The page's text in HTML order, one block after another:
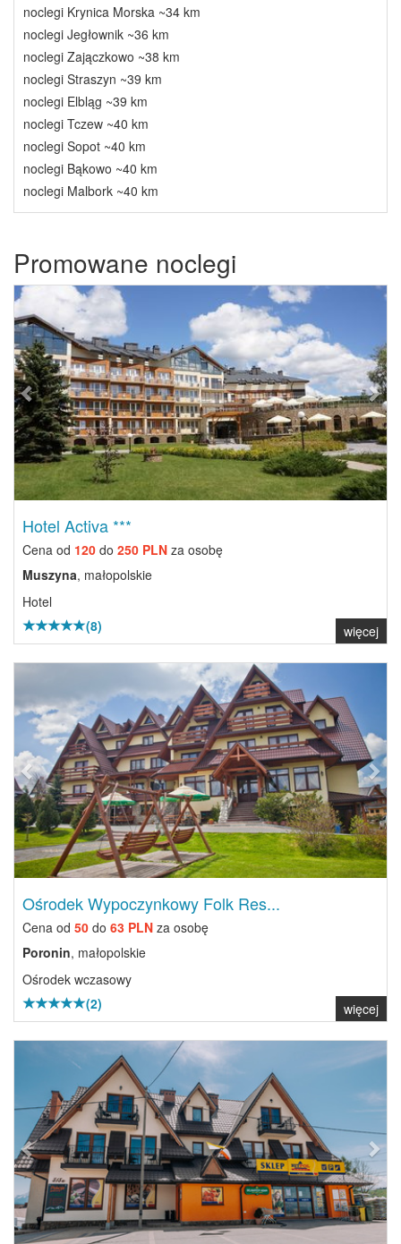
noclegi Krynica Morska ~34 km
noclegi Jegłownik ~36 km
noclegi Zajączkowo ~38 km
noclegi Straszyn ~39 km
noclegi Elbląg ~39 km
noclegi Tczew ~40 km
noclegi Sopot ~40 km
noclegi Bąkowo ~40 km
noclegi Malbork ~40 km
Promowane noclegi
Previous Next
Hotel Activa ***
Cena od 120 do 250 PLN za osobę
Muszyna, małopolskie
Hotel
(8)
więcej
Ośrodek Wypoczynkowy Folk Res...
Cena od 50 do 63 PLN za osobę
Poronin, małopolskie
Ośrodek wczasowy
(2)
więcej
Previous Next